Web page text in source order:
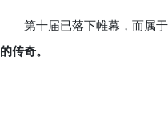
第十届已落下帷幕，而属
的传奇。